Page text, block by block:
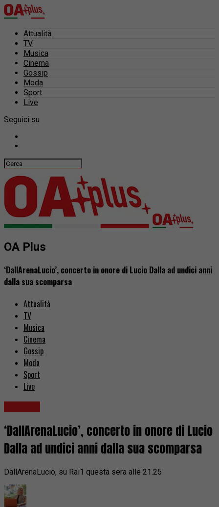
Attualità
TV
Musica
Cinema
Gossip
Moda
Sport
Live
Seguici su
OA Plus
‘DallArenaLucio’, concerto in onore di Lucio Dalla ad undici anni
dalla sua scomparsa
Attualità
TV
Musica
Cinema
Gossip
Moda
Sport
Live
‘DallArenaLucio’, concerto in onore di Lucio
Dalla ad undici anni dalla sua scomparsa
DallArenaLucio, su Rai1 questa sera alle 21.25